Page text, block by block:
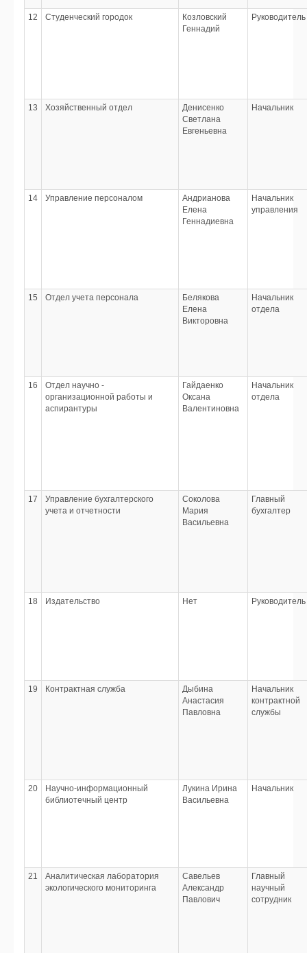
12 Студенческий городок
Козловский
Геннадий
Руководитель
13 Хозяйственный отдел
Денисенко
Светлана
Евгеньевна
Начальник
14 Управление персоналом
Андрианова
Елена
Геннадиевна
Начальник
управления
15 Отдел учета персонала
Белякова
Елена
Викторовна
Начальник
отдела
16
Отдел научно -
организационной работы и
аспирантуры
Гайдаенко
Оксана
Валентиновна
Начальник
отдела
17
Управление бухгалтерского
учета и отчетности
Соколова
Мария
Васильевна
Главный
бухгалтер
18 Издательство Нет Руководитель
19 Контрактная служба
Дыбина
Анастасия
Павловна
Начальник
контрактной
службы
20
Научно-информационный
библиотечный центр
Лукина Ирина
Васильевна
Начальник
21
Аналитическая лаборатория
экологического мониторинга
Савельев
Александр
Павлович
Главный
научный
сотрудник